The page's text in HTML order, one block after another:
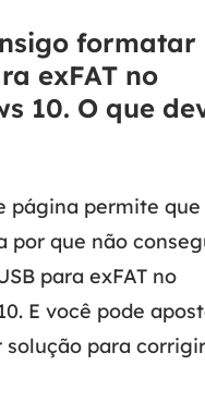
formatar
exFAT no
10. O que
página permite que
por que não
para exFAT no
E você pode
solução para